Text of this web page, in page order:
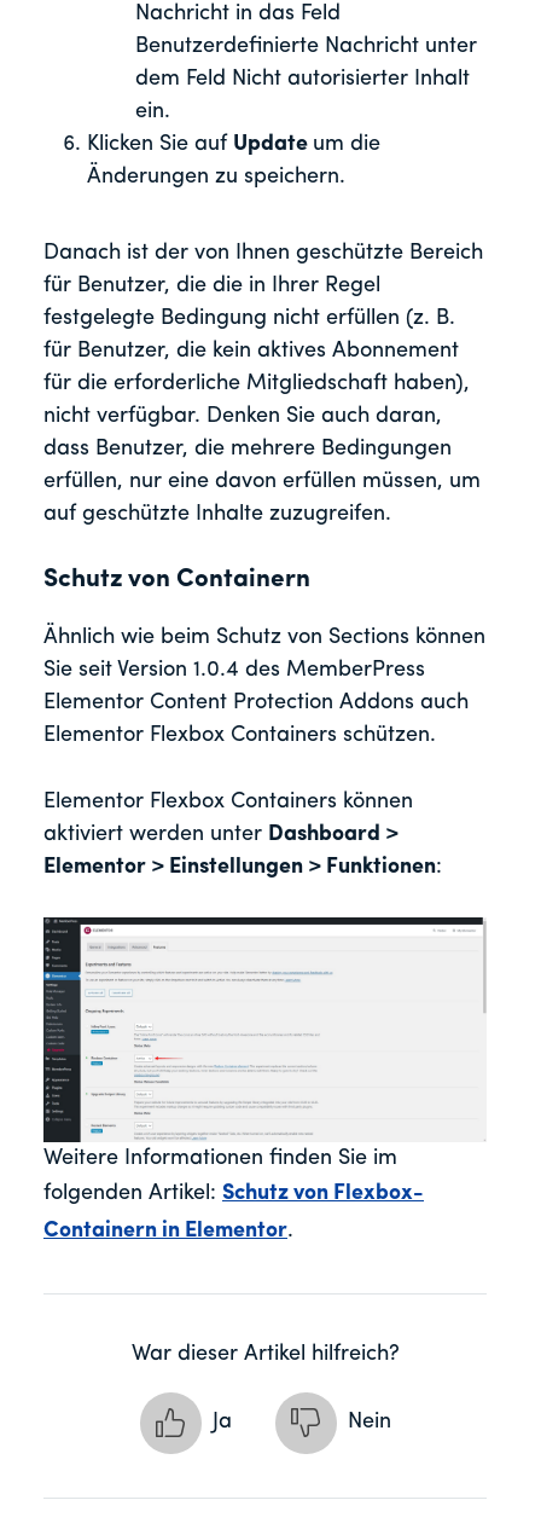
Nachricht in das Feld
Benutzerdefinierte Nachricht unter
dem Feld Nicht autorisierter Inhalt
ein.
Klicken Sie auf Update um die
Änderungen zu speichern.
Danach ist der von Ihnen geschützte Bereich
für Benutzer, die die in Ihrer Regel
festgelegte Bedingung nicht erfüllen (z. B.
für Benutzer, die kein aktives Abonnement
für die erforderliche Mitgliedschaft haben),
nicht verfügbar. Denken Sie auch daran,
dass Benutzer, die mehrere Bedingungen
erfüllen, nur eine davon erfüllen müssen, um
auf geschützte Inhalte zuzugreifen.
Schutz von Containern
Ähnlich wie beim Schutz von Sections können
Sie seit Version 1.0.4 des MemberPress
Elementor Content Protection Addons auch
Elementor Flexbox Containers schützen.
Elementor Flexbox Containers können
aktiviert werden unter Dashboard >
Elementor > Einstellungen > Funktionen:
Weitere Informationen finden Sie im
folgenden Artikel: Schutz von Flexbox-
Containern in Elementor.
War dieser Artikel hilfreich?
Ja Nein